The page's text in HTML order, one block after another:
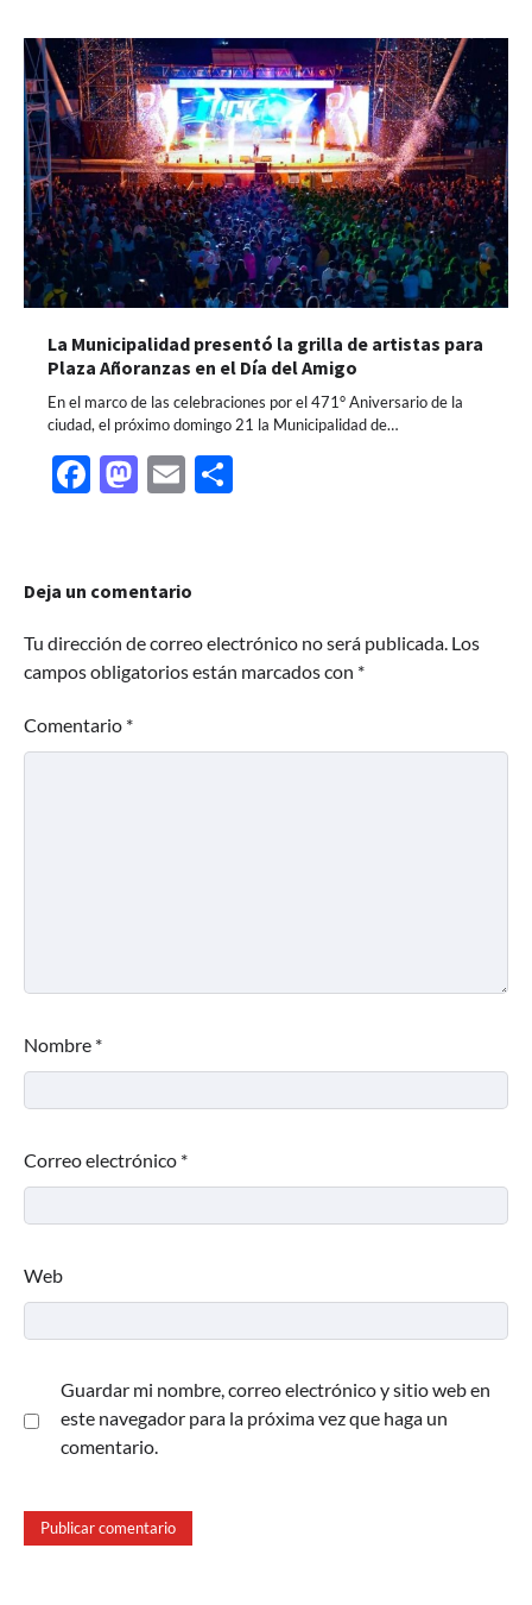
La Municipalidad presentó la grilla de artistas para
Plaza Añoranzas en el Día del Amigo
En el marco de las celebraciones por el 471° Aniversario de la
ciudad, el próximo domingo 21 la Municipalidad de…
Facebook
Mastodon
Email
Deja un comentario
Tu dirección de correo electrónico no será publicada. Los
campos obligatorios están marcados con *
Comentario *
Nombre *
Correo electrónico *
Web
Guardar mi nombre, correo electrónico y sitio web en
este navegador para la próxima vez que haga un
comentario.